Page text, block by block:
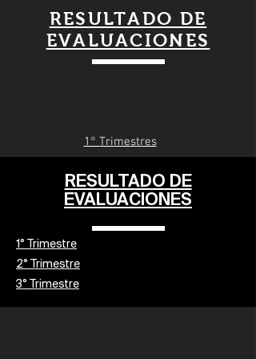
RESULTADO DE
EVALUACIONES
1° Trimestres
RESULTADO DE
EVALUACIONES
1° Trimestre
2° Trimestre
3° Trimestre